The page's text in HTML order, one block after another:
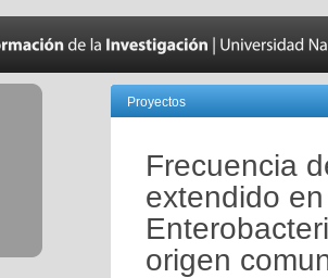
Proyectos
Frecuencia
extendido
origen